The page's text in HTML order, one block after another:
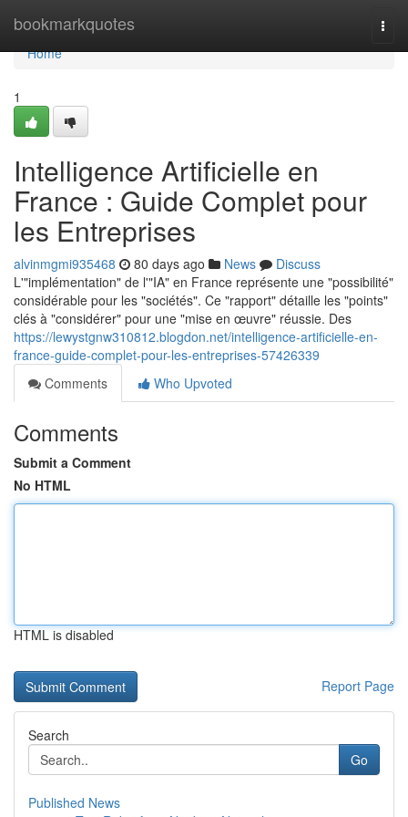
bookmarkquotes
Home
Home
1
Intelligence Artificielle en
France : Guide Complet pour
les Entreprises
alvinmgmi935468 80 days ago News
Discuss
L'"implémentation" de l'"IA" en France représente une "possibilité"
considérable pour les "sociétés". Ce "rapport" détaille les "points"
clés à "considérer" pour une "mise en œuvre" réussie. Des
https://lewystgnw310812.blogdon.net/intelligence-artificielle-en-
france-guide-complet-pour-les-entreprises-57426339
Comments
Who Upvoted
Comments
Submit a Comment
No HTML
HTML is disabled
Report Page
Search
Go
Published News